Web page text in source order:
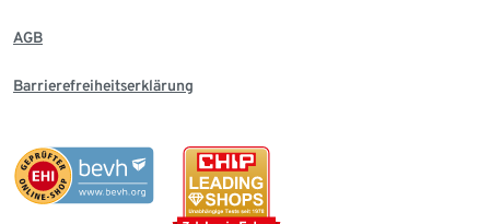
AGB
Barrierefreiheitserklärung